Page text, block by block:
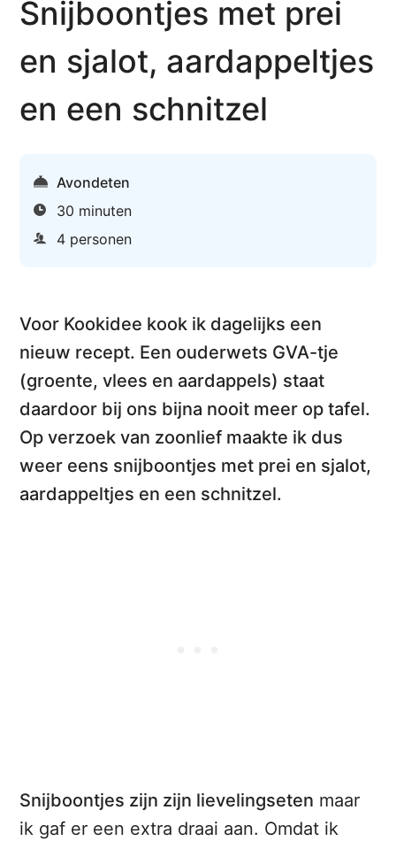
Snijboontjes met prei
en sjalot, aardappeltjes
en een schnitzel
Avondeten
30 minuten
4 personen
Voor Kookidee kook ik dagelijks een
nieuw recept. Een ouderwets GVA-tje
(groente, vlees en aardappels) staat
daardoor bij ons bijna nooit meer op tafel.
Op verzoek van zoonlief maakte ik dus
weer eens snijboontjes met prei en sjalot,
aardappeltjes en een schnitzel.
Snijboontjes zijn zijn lievelingseten maar
ik gaf er een extra draai aan. Omdat ik